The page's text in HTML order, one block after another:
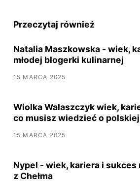
Przeczytaj również
Natalia Maszkowska - wiek,
młodej blogerki kulinarnej
15 MARCA 2025
Wiolka Walaszczyk wiek,
co musisz wiedzieć o
15 MARCA 2025
Nypel - wiek, kariera i sukces
z Chełma